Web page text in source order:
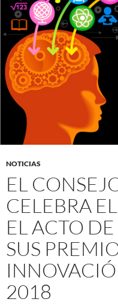
NOTICIAS
EL
CELEBRA
EL ACTO
SUS
2018